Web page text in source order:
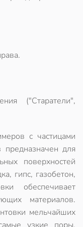
("Старатели",
с частицами
для
поверхностей
гипс, газобетон,
обеспечивает
материалов.
мельчайших